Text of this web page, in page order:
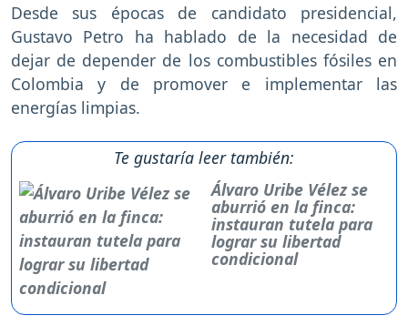
Desde sus épocas de candidato presidencial,
Gustavo Petro ha hablado de la necesidad de
dejar de depender de los combustibles fósiles en
Colombia y de promover e implementar las
energías limpias.
Te gustaría leer también:
Álvaro Uribe Vélez se
aburrió en la finca:
instauran tutela para
lograr su libertad
condicional